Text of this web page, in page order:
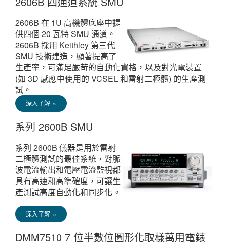
2606B 在 1U 高機體底座中提
供四個 20 瓦特 SMU 通道。
2606B 採用 Keithley 第三代
SMU 技術建造，顯著提高了
生產率，可滿足嚴苛的自動化資格，以及對光電裝置
(如 3D 感應中使用的 VCSEL 和雷射二極體) 的生產測
試。
深入了解 »
系列 2600B SMU
系列 2600B 儀器是用於雷射
二極體測試的最佳系統，對脈
波電流輸出和電壓電流監視都
具有高速和高準確度，可讓生
產測試高度自動化和同步化。
深入了解 »
DMM7510 7 位半數位圖形化取樣萬用電錶